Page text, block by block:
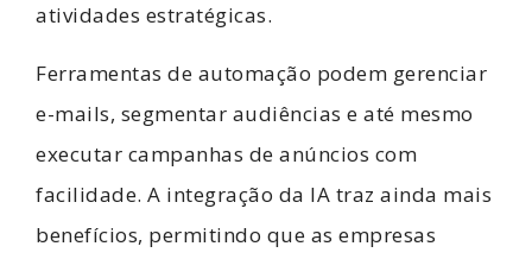
atividades estratégicas.
Ferramentas de automação podem gerenciar
e-mails, segmentar audiências e até mesmo
executar campanhas de anúncios com
facilidade. A integração da IA traz ainda mais
benefícios, permitindo que as empresas